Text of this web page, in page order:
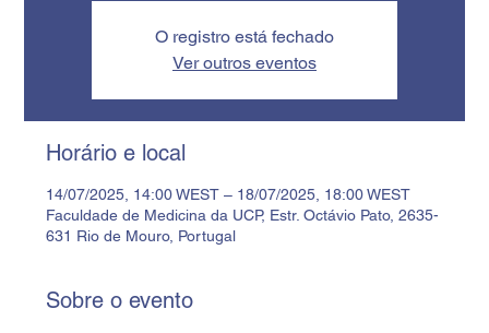
O registro está fechado
Ver outros eventos
Horário e local
14/07/2025, 14:00 WEST – 18/07/2025, 18:00 WEST
Faculdade de Medicina da UCP, Estr. Octávio Pato, 2635-
631 Rio de Mouro, Portugal
Sobre o evento